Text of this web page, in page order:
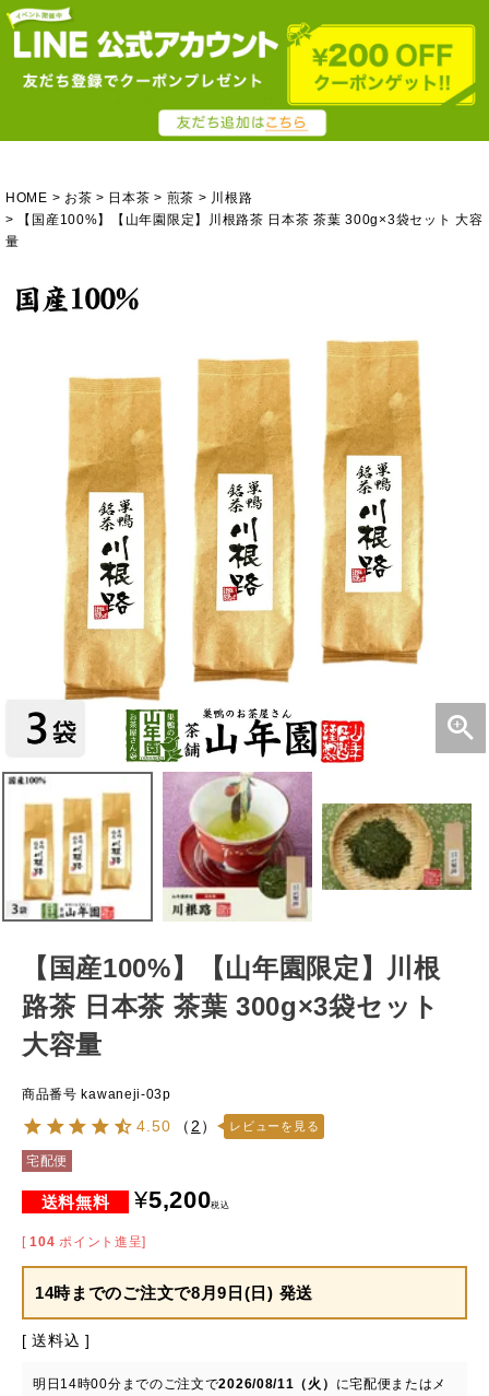
HOME お茶 日本茶 煎茶
川根路
【国産100%】【山年園限定】川根路茶 日本茶 茶葉 300g×3袋セット 大容
量
【国産100%】【山年園限定】川根
路茶 日本茶 茶葉 300g×3袋セット
大容量
商品番号 kawaneji-03p
4.50 （ 2 ） レビューを見る
宅配便
¥5,200税込
[ 104 ポイント進呈]
14時までのご注文で8月9日(日) 発送
送料込
明日 14時00分 までのご注文で2026/08/11（火） に宅配便またはメ